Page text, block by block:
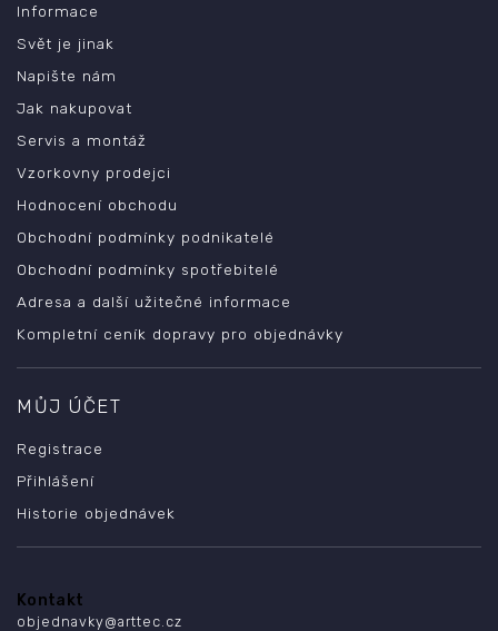
Informace
Svět je jinak
Napište nám
Jak nakupovat
Servis a montáž
Vzorkovny prodejci
Hodnocení obchodu
Obchodní podmínky podnikatelé
Obchodní podmínky spotřebitelé
Adresa a další užitečné informace
Kompletní ceník dopravy pro objednávky
MŮJ ÚČET
Registrace
Přihlášení
Historie objednávek
Kontakt
objednavky@arttec.cz